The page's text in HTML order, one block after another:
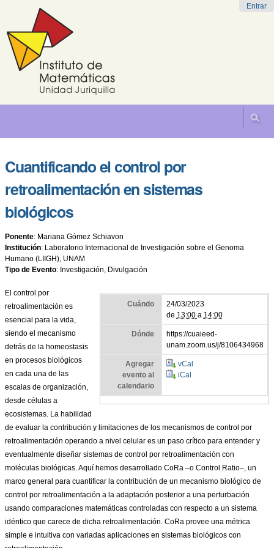
Saltar
navegación
Entrar
Cuantificando el control por
retroalimentación en sistemas
biológicos
Ponente: Mariana Gómez Schiavon
Institución: Laboratorio Internacional de Investigación sobre el Genoma
Humano (LIIGH), UNAM
Tipo de Evento: Investigación, Divulgación
Cuándo
24/03/2023
de 13:00 a 14:00
Dónde
https://cuaieed-
unam.zoom.us/j/8106434968
Agregar
evento al
calendario
vCal
iCal
El control por
retroalimentación es
esencial para la vida,
siendo el mecanismo
detrás de la homeostasis
en procesos biológicos
en cada una de las
escalas de organización,
desde células a
ecosistemas. La habilidad
de evaluar la contribución y limitaciones de los mecanismos de control por
retroalimentación operando a nivel celular es un paso crítico para entender y
eventualmente diseñar sistemas de control por retroalimentación con
moléculas biológicas. Aquí hemos desarrollado CoRa –oControl Ratio–, un
marco general para cuantificar la contribución de un mecanismo biológico de
control por retroalimentación a la adaptación posterior a una perturbación
usando comparaciones matemáticas controladas con respecto a un sistema
idéntico que carece de dicha retroalimentación. CoRa provee una métrica
simple e intuitiva con variadas aplicaciones en sistemas biológicos con